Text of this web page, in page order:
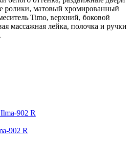
ролики, матовый хромированный
Timo, верхний, боковой
массажная лейка, полочка и ручки
902 R